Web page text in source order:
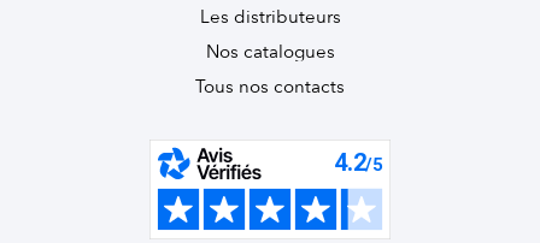
Les distributeurs
Nos catalogues
Tous nos contacts